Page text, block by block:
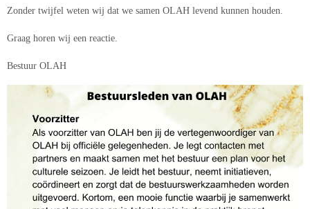
Zonder twijfel weten wij dat we samen OLAH levend kunnen houden.
Graag horen wij een reactie.
Bestuur OLAH